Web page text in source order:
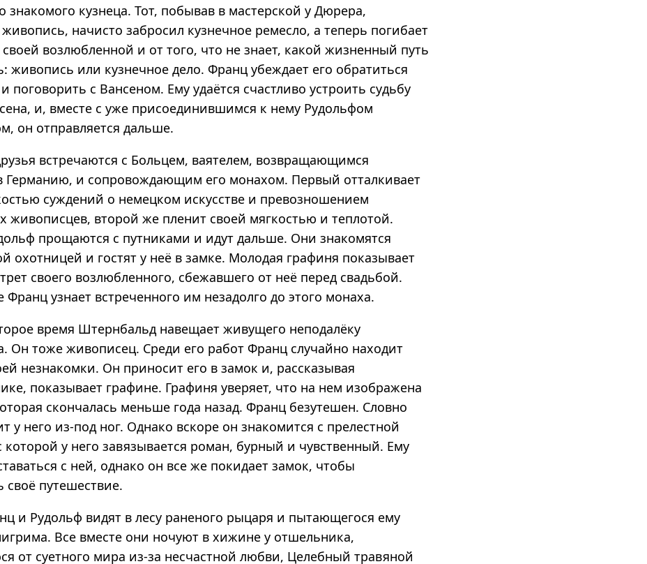
знакомого кузнеца. Тот, побывав в мастерской у Дюрера,
начисто забросил кузнечное ремесло, а теперь погибает
своей возлюбленной и от того, что не знает, какой жизненный путь
живопись или кузнечное дело. Франц убеждает его обратиться
и поговорить с Вансеном. Ему удаётся счастливо устроить судьбу
и, вместе с уже присоединившимся к нему Рудольфом
он отправляется дальше.
встречаются с Больцем, ваятелем, возвращающимся
Германию, и сопровождающим его монахом. Первый отталкивает
суждений о немецком искусстве и превозношением
живописцев, второй же пленит своей мягкостью и теплотой.
прощаются с путниками и идут дальше. Они знакомятся
охотницей и гостят у неё в замке. Молодая графиня показывает
своего возлюбленного, сбежавшего от неё перед свадьбой.
Франц узнает встреченного им незадолго до этого монаха.
время Штернбальд навещает живущего неподалёку
Он тоже живописец. Среди его работ Франц случайно находит
незнакомки. Он приносит его в замок и, рассказывая
показывает графине. Графиня уверяет, что на нем изображена
скончалась меньше года назад. Франц безутешен. Словно
у него из-под ног. Однако вскоре он знакомится с прелестной
которой у него завязывается роман, бурный и чувственный. Ему
с ней, однако он все же покидает замок, чтобы
своё путешествие.
и Рудольф видят в лесу раненого рыцаря и пытающегося ему
Все вместе они ночуют в хижине у отшельника,
от суетного мира из-за несчастной любви, Целебный травяной